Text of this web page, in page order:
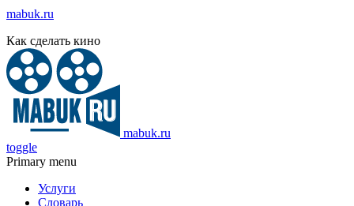
mabuk.ru
Как сделать кино
mabuk.ru
toggle
Primary menu
Услуги
Словарь